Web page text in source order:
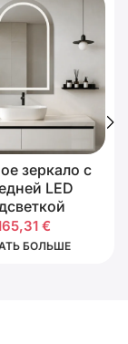
зеркало с
LED
€
БОЛЬШЕ